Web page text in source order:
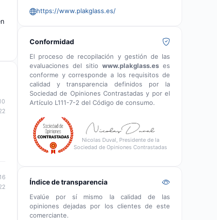
https://www.plakglass.es/
Conformidad
El proceso de recopilación y gestión de las
evaluaciones del sitio www.plakglass.es es
conforme y corresponde a los requisitos de
calidad y transparencia definidos por la
Sociedad de Opiniones Contrastadas y por el
Artículo L111-7-2 del Código de consumo.
Nicolas Duval, Presidente de la
Sociedad de Opiniones Contrastadas
Índice de transparencia
Evalúe por sí mismo la calidad de las
opiniones dejadas por los clientes de este
comerciante.